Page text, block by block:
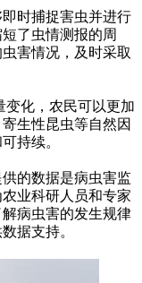
时捕捉害虫并进行
了虫情测报的周
害情况，及时采取
变化，农民可以更加
生性昆虫等自然因
持续。
的数据是病虫害监
业科研人员和专家
病虫害的发生规律
据支持。